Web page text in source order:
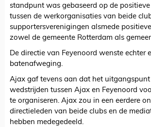
standpunt was gebaseerd op de positieve
tussen de werkorganisaties van beide
supportersverenigingen alsmede
zowel de gemeente Rotterdam als
De directie van Feyenoord wenste echter
batenafweging.
Ajax gaf tevens aan dat het
wedstrijden tussen Ajax en Feyenoord
te organiseren. Ajax zou in een eerdere
directieleden van beide clubs en de
hebben medegedeeld.